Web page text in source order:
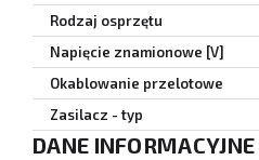
Rodzaj osprzętu
Napięcie znamionowe [V]
Okablowanie przelotowe
Zasilacz - typ
DANE INFORMACYJNE